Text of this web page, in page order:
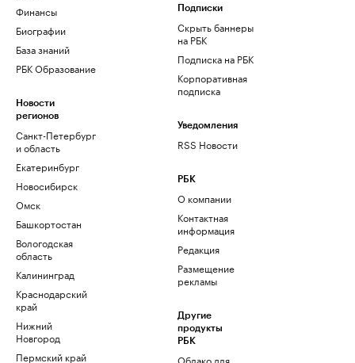
Финансы
Биографии
База знаний
РБК Образование
Новости
регионов
Санкт-Петербург
и область
Екатеринбург
Новосибирск
Омск
Башкортостан
Вологодская
область
Калининград
Краснодарский
край
Нижний
Новгород
Пермский край
Подписки
Скрыть баннеры
на РБК
Подписка на РБК
Корпоративная
подписка
Уведомления
RSS Новости
РБК
О компании
Контактная
информация
Редакция
Размещение
рекламы
Другие
продукты
РБК
Облако для